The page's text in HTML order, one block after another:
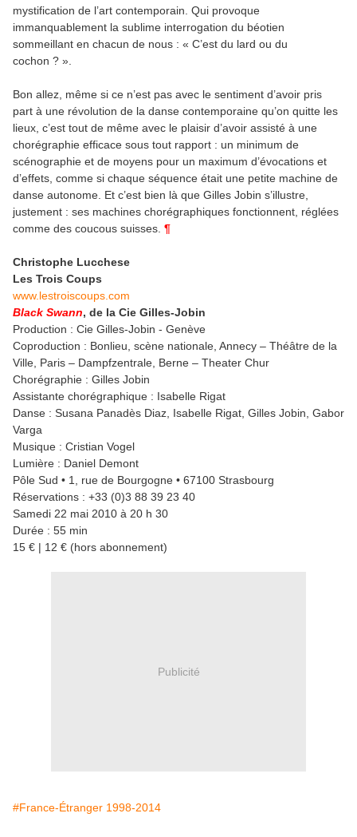
mystification de l’art contemporain. Qui provoque
immanquablement la sublime interrogation du béotien
sommeillant en chacun de nous : « C’est du lard ou du
cochon ? ».
Bon allez, même si ce n’est pas avec le sentiment d’avoir pris
part à une révolution de la danse contemporaine qu’on quitte les
lieux, c’est tout de même avec le plaisir d’avoir assisté à une
chorégraphie efficace sous tout rapport : un minimum de
scénographie et de moyens pour un maximum d’évocations et
d’effets, comme si chaque séquence était une petite machine de
danse autonome. Et c’est bien là que Gilles Jobin s’illustre,
justement : ses machines chorégraphiques fonctionnent, réglées
comme des coucous suisses. ¶
Christophe Lucchese
Les Trois Coups
www.lestroiscoups.com
Black Swann, de la Cie Gilles-Jobin
Production : Cie Gilles-Jobin - Genève
Coproduction : Bonlieu, scène nationale, Annecy – Théâtre de la
Ville, Paris – Dampfzentrale, Berne – Theater Chur
Chorégraphie : Gilles Jobin
Assistante chorégraphique : Isabelle Rigat
Danse : Susana Panadès Diaz, Isabelle Rigat, Gilles Jobin, Gabor
Varga
Musique : Cristian Vogel
Lumière : Daniel Demont
Pôle Sud • 1, rue de Bourgogne • 67100 Strasbourg
Réservations : +33 (0)3 88 39 23 40
Samedi 22 mai 2010 à 20 h 30
Durée : 55 min
15 € | 12 € (hors abonnement)
Publicité
#France-Étranger 1998-2014